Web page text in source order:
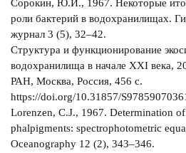
Сорокин, Ю.И., 1967. Некоторые
роли бактерий в водохранилищах.
журнал 3 (5), 32–42.
Структура и функционирование
водохранилища в начале ХХI века,
РАН, Москва, Россия, 456 с.
https://doi.org/10.31857/
Lorenzen, C.J., 1967. Determination
phalpigments: spectrophotometric
Oceanography 12 (2), 343–346.